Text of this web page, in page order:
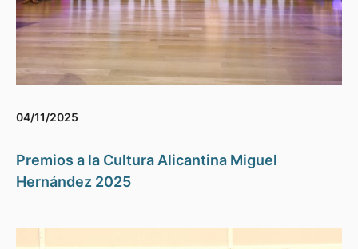
04/11/2025
Premios a la Cultura Alicantina Miguel
Hernández 2025